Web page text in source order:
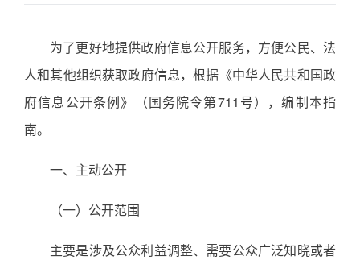
为了更好地提供政府信息公开服务，方便公民、法
人和其他组织获取政府信息，根据《中华人民共和国政
府信息公开条例》（国务院令第711号），编制本指
南。
一、主动公开
（一）公开范围
主要是涉及公众利益调整、需要公众广泛知晓或者